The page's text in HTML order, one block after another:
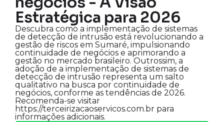
Estratégica para 2026
Descubra como a implementação de sistemas
de detecção de intrusão está revolucionando a
gestão de riscos em Sumaré, impulsionando
continuidade de negócios e aprimorando a
gestão no mercado brasileiro. Outrossim, a
adoção de a implementação de sistemas de
detecção de intrusão representa um salto
qualitativo na busca por continuidade de
negócios, conforme as tendências de 2026.
Recomenda-se visitar
https://terceirizacaoservicos.com.br para
informações adicionais.